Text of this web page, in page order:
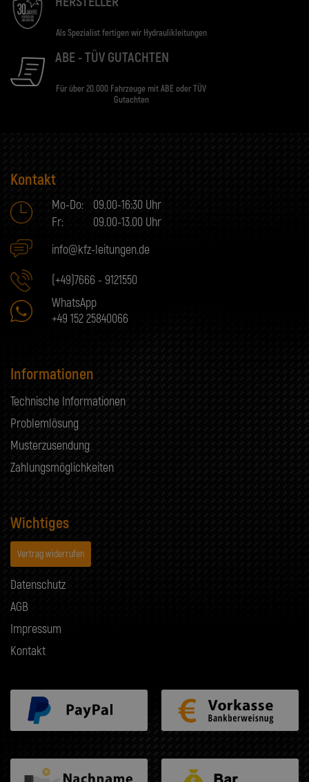
Als Spezialist fertigen wir Hydraulikleitungen
ABE - TÜV GUTACHTEN
Für über 20.000 Fahrzeuge mit ABE oder TÜV
Gutachten
Kontakt
Mo-Do:
09.00-16:30 Uhr
Fr:
09.00-13.00 Uhr
info@kfz-leitungen.de
(+49)7666 - 9121550
WhatsApp
+49 152 25840066
Informationen
Technische Informationen
Problemlösung
Musterzusendung
Zahlungsmöglichkeiten
Wichtiges
Vertrag widerrufen
Datenschutz
AGB
Impressum
Kontakt